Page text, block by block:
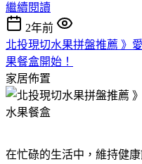
繼續閱讀
2年前
北投現切水果拼盤推薦 》
果餐盒開始！
家居佈置
在忙碌的生活中，維持健